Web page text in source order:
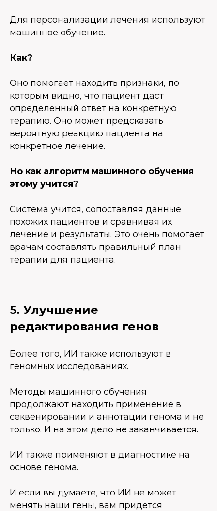
Для персонализации лечения используют
машинное обучение.
Как?
Оно помогает находить признаки, по
которым видно, что пациент даст
определённый ответ на конкретную
терапию. Оно может предсказать
вероятную реакцию пациента на
конкретное лечение.
Но как алгоритм машинного обучения
этому учится?
Система учится, сопоставляя данные
похожих пациентов и сравнивая их
лечение и результаты. Это очень помогает
врачам составлять правильный план
терапии для пациента.
5. Улучшение
редактирования генов
Более того, ИИ также используют в
геномных исследованиях.
Методы машинного обучения
продолжают находить применение в
секвенировании и аннотации генома и не
только. И на этом дело не заканчивается.
ИИ также применяют в диагностике на
основе генома.
И если вы думаете, что ИИ не может
менять наши гены, вам придётся